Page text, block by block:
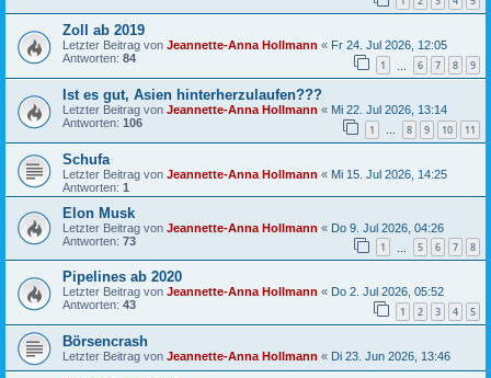
Zoll ab 2019
Letzter Beitrag von Jeannette-Anna Hollmann « Fr 24. Jul 2026, 12:05
Antworten: 84 1 6 7 8 9
Ist es gut, Asien hinterherzulaufen???
Letzter Beitrag von Jeannette-Anna Hollmann « Mi 22. Jul 2026, 13:14
Antworten: 106 1 … 8 9 10 11
Schufa
Letzter Beitrag von Jeannette-Anna Hollmann « Mi 15. Jul 2026, 14:25
Antworten: 1
Elon Musk
Letzter Beitrag von Jeannette-Anna Hollmann « Do 9. Jul 2026, 04:26
Antworten: 73 1 5 6 7 8
Pipelines ab 2020
Letzter Beitrag von Jeannette-Anna Hollmann « Do 2. Jul 2026, 05:52
Antworten: 43 1 2 3 4 5
Börsencrash
Letzter Beitrag von Jeannette-Anna Hollmann « Di 23. Jun 2026, 13:46